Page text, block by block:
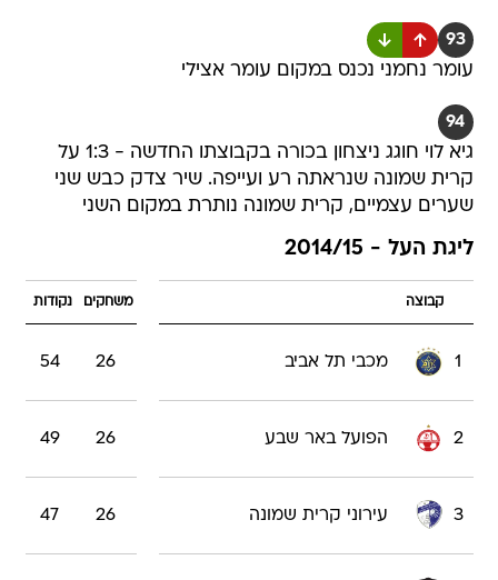
93
עומר נחמני נכנס במקום עומר אצילי
94
גיא לוי חוגג ניצחון בכורה בקבוצתו החדשה - 1:3 על
קרית שמונה שנראתה רע ועייפה. שיר צדק כבש שני
שערים עצמיים, קרית שמונה נותרת במקום השני
ליגת העל - 2014/15
קבוצה משחקים נקודות
1 מכבי תל אביב 26
54
2 הפועל באר שבע 26
49
3 עירוני קרית שמונה 26
47